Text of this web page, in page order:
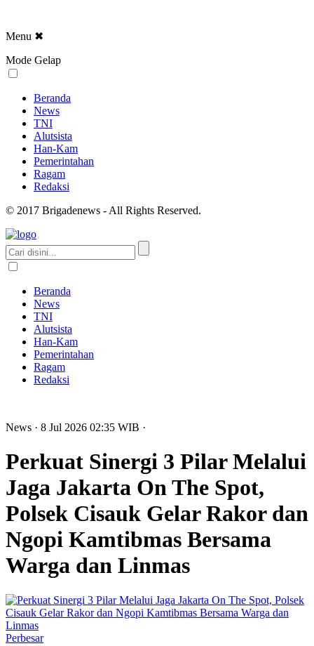
Menu ✖
Mode Gelap
Beranda
News
TNI
Alutsista
Han-Kam
Pemerintahan
Ragam
Redaksi
© 2017 Brigadenews - All Rights Reserved.
Beranda
News
TNI
Alutsista
Han-Kam
Pemerintahan
Ragam
Redaksi
News · 8 Jul 2026 02:35 WIB ·
Perkuat Sinergi 3 Pilar Melalui
Jaga Jakarta On The Spot,
Polsek Cisauk Gelar Rakor dan
Ngopi Kamtibmas Bersama
Warga dan Linmas
Perbesar